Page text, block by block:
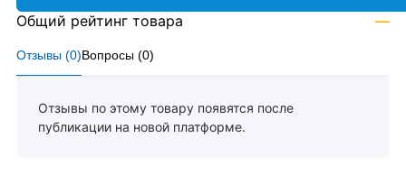
Отзывы (0)Вопросы (0)
Отзывы по этому товару появятся после
публикации на новой платформе.
Общий рейтинг товара —